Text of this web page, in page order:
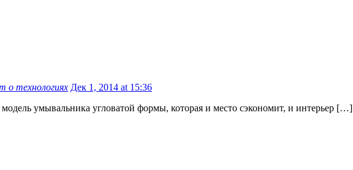
о технологиях Дек 1, 2014 at 15:36
умывальника угловатой формы, которая и место сэкономит, и интерьер […]